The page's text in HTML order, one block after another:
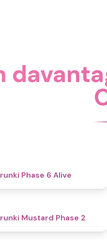
Phase 6 Alive
Mustard Phase 2